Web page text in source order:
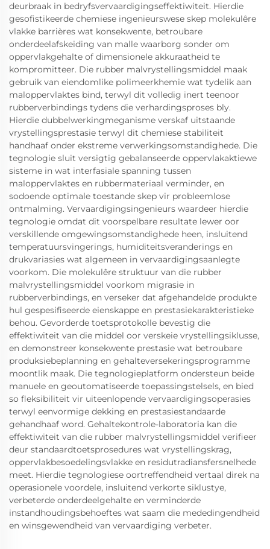
deurbraak in bedryfsvervaardigingseffektiwiteit. Hierdie
gesofistikeerde chemiese ingenieurswese skep molekulêre
vlakke barrières wat konsekwente, betroubare
onderdeelafskeiding van malle waarborg sonder om
oppervlakgehalte of dimensionele akkuraatheid te
kompromitteer. Die rubber malvrystellingsmiddel maak
gebruik van eiendomlike polimeerkhemie wat tydelik aan
maloppervlaktes bind, terwyl dit volledig inert teenoor
rubberverbindings tydens die verhardingsproses bly.
Hierdie dubbelwerkingmeganisme verskaf uitstaande
vrystellingsprestasie terwyl dit chemiese stabiliteit
handhaaf onder ekstreme verwerkingsomstandighede. Die
tegnologie sluit versigtig gebalanseerde oppervlakaktiewe
sisteme in wat interfasiale spanning tussen
maloppervlaktes en rubbermateriaal verminder, en
sodoende optimale toestande skep vir probleemlose
ontmalming. Vervaardigingsingenieurs waardeer hierdie
tegnologie omdat dit voorspelbare resultate lewer oor
verskillende omgewingsomstandighede heen, insluitend
temperatuursvingerings, humiditeitsveranderings en
drukvariasies wat algemeen in vervaardigingsaanlegte
voorkom. Die molekulêre struktuur van die rubber
malvrystellingsmiddel voorkom migrasie in
rubberverbindings, en verseker dat afgehandelde produkte
hul gespesifiseerde eienskappe en prestasiekarakteristieke
behou. Gevorderde toetsprotokolle bevestig die
effektiwiteit van die middel oor verskeie vrystellingsiklusse,
en demonstreer konsekwente prestasie wat betroubare
produksiebeplanning en gehalteversekeringsprogramme
moontlik maak. Die tegnologieplatform ondersteun beide
manuele en geoutomatiseerde toepassingstelsels, en bied
so fleksibiliteit vir uiteenlopende vervaardigingsoperasies
terwyl eenvormige dekking en prestasiestandaarde
gehandhaaf word. Gehaltekontrole-laboratoria kan die
effektiwiteit van die rubber malvrystellingsmiddel verifieer
deur standaardtoetsprosedures wat vrystellingskrag,
oppervlakbesoedelingsvlakke en residutradiansfersnelhede
meet. Hierdie tegnologiese oortreffendheid vertaal direk na
operasionele voordele, insluitend verkorte siklustye,
verbeterde onderdeelgehalte en verminderde
instandhoudingsbehoeftes wat saam die mededingendheid
en winsgewendheid van vervaardiging verbeter.